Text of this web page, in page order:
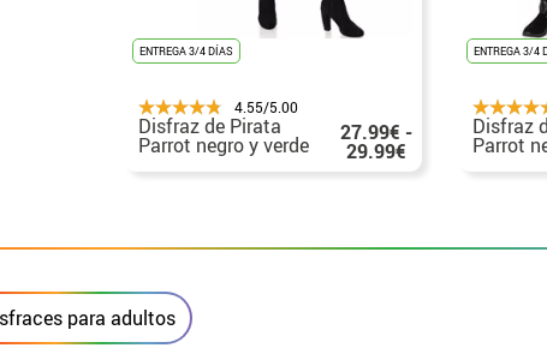
ENTREGA 3/4 DÍAS
4.55/5.00
Disfraz de Pirata
Parrot negro y verde
para mujer
27.99€ -
29.99€
ENTREGA 3/4
Disfraz
Parrot
para adultos